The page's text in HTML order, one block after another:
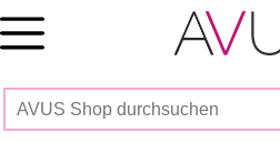
Skip
to